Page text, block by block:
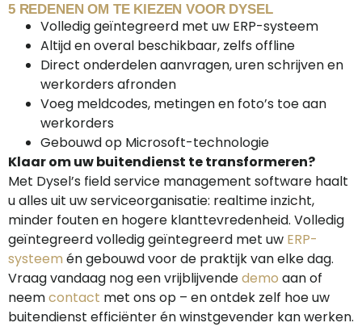
5 REDENEN OM TE KIEZEN VOOR DYSEL
Volledig geïntegreerd met uw ERP-systeem
Altijd en overal beschikbaar, zelfs offline
Direct onderdelen aanvragen, uren schrijven en
werkorders afronden
Voeg meldcodes, metingen en foto’s toe aan
werkorders
Gebouwd op Microsoft-technologie
Klaar om uw buitendienst te transformeren?
Met Dysel’s field service management software haalt
u alles uit uw serviceorganisatie: realtime inzicht,
minder fouten en hogere klanttevredenheid. Volledig
geïntegreerd volledig geïntegreerd met uw ERP-
systeem én gebouwd voor de praktijk van elke dag.
Vraag vandaag nog een vrijblijvendedemo aan of
neemcontact met ons op – en ontdek zelf hoe uw
buitendienst efficiënter én winstgevender kan werken.